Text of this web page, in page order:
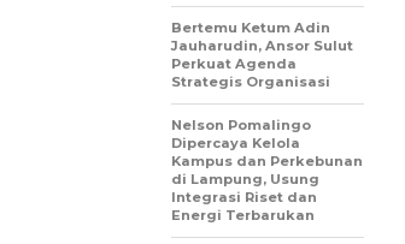
Bertemu Ketum Adin
Jauharudin, Ansor Sulut
Perkuat Agenda
Strategis Organisasi
Nelson Pomalingo
Dipercaya Kelola
Kampus dan Perkebunan
di Lampung, Usung
Integrasi Riset dan
Energi Terbarukan